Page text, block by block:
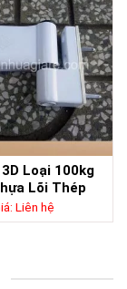
Loại 100kg
Lõi Thép
Liên hệ